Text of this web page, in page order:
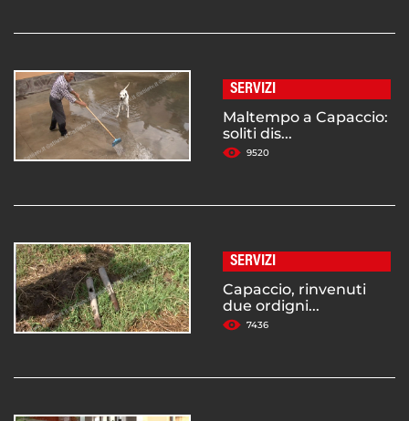
SERVIZI
Maltempo a Capaccio:
soliti dis...
9520
SERVIZI
Capaccio, rinvenuti
due ordigni...
7436